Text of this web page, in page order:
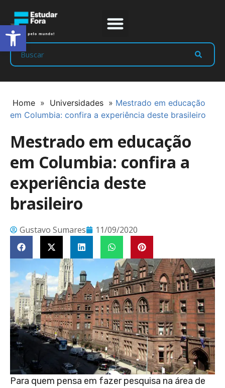
Home » Universidades » Mestrado em educação
em Columbia: confira a experiência deste brasileiro
Mestrado em educação
em Columbia: confira a
experiência deste
brasileiro
Gustavo Sumares 11/09/2020
Para quem pensa em fazer pesquisa na área de
Abrir a barra de ferramentas